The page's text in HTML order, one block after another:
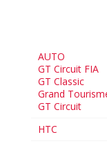
AUTO
GT Circuit FIA
GT Classic
Grand
GT Circuit
HTC